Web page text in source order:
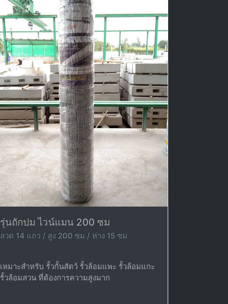
รุ่นถักปม ไวน์แมน 200 ซม
ลวด 14 แถว / สูง 200 ซม / ห่าง 15 ซม
เหมาะสำหรับ รั้วกั้นสัตว์ รั้วล้อมแพะ รั้วล้อมแกะ
รั้วล้อมสวน ที่ต้องการความสูงมาก